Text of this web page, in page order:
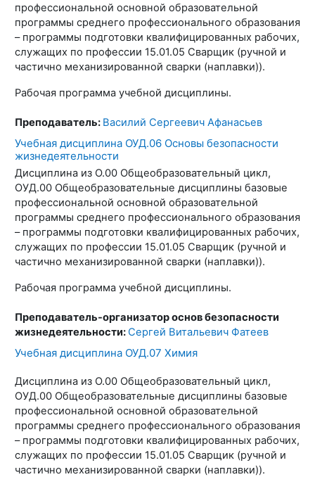
профессиональной основной образовательной
программы среднего профессионального образования
– программы подготовки квалифицированных рабочих,
служащих по профессии 15.01.05 Сварщик (ручной и
частично механизированной сварки (наплавки)).
Рабочая программа учебной дисциплины.
Преподаватель: Василий Сергеевич Афанасьев
Учебная дисциплина ОУД.06 Основы безопасности
жизнедеятельности
Дисциплина из О.00 Общеобразовательный цикл,
ОУД.00 Общеобразовательные дисциплины базовые
профессиональной основной образовательной
программы среднего профессионального образования
– программы подготовки квалифицированных рабочих,
служащих по профессии 15.01.05 Сварщик (ручной и
частично механизированной сварки (наплавки)).
Рабочая программа учебной дисциплины.
Преподаватель-организатор основ безопасности
жизнедеятельности:Сергей Витальевич Фатеев
Учебная дисциплина ОУД.07 Химия
Дисциплина из О.00 Общеобразовательный цикл,
ОУД.00 Общеобразовательные дисциплины базовые
профессиональной основной образовательной
программы среднего профессионального образования
– программы подготовки квалифицированных рабочих,
служащих по профессии 15.01.05 Сварщик (ручной и
частично механизированной сварки (наплавки)).